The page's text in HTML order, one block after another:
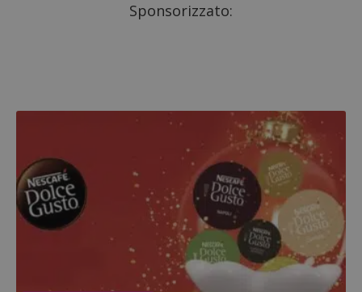
Sponsorizzato: